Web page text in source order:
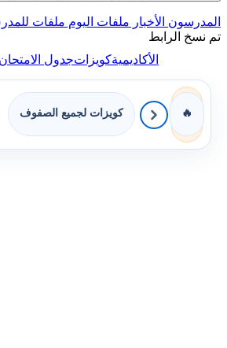
المدرسون الأخبار ملفات اليوم ملفات
تم نسخ الرابط
الأكاديميةكويزاتجدول الامتحان
🔥 كويزات لجميع الصفوف